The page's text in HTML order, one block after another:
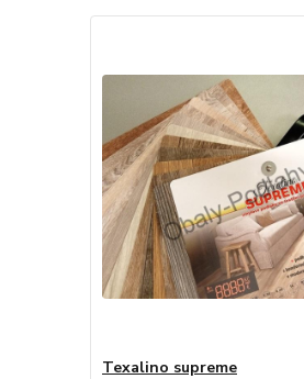
Texalino supreme